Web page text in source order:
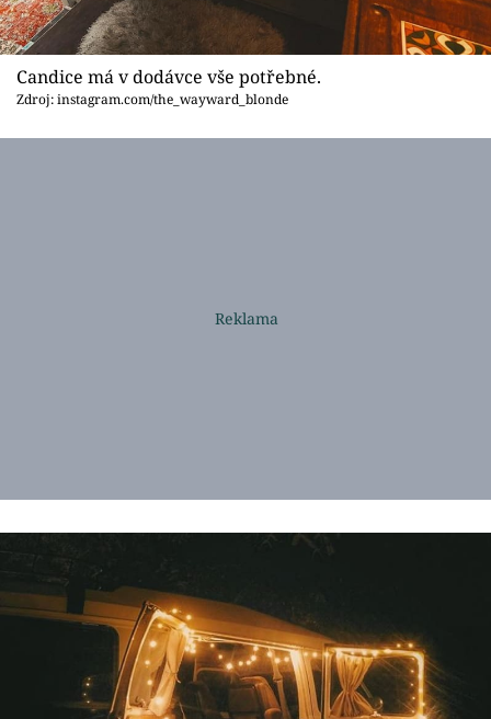
Candice má v dodávce vše potřebné.
Zdroj: instagram.com/the_wayward_blonde